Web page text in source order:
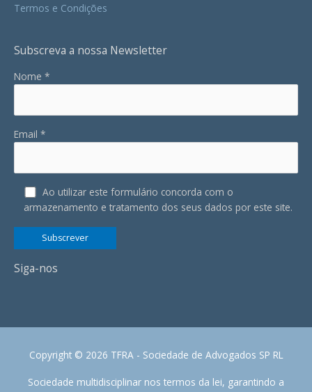
Termos e Condições
Subscreva a nossa Newsletter
Nome *
Email *
Ao utilizar este formulário concorda com o
armazenamento e tratamento dos seus dados por este site.
Siga-nos
Copyright © 2026 TFRA - Sociedade de Advogados SP RL
Sociedade multidisciplinar nos termos da lei, garantindo a